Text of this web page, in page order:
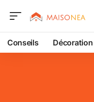
Conseils Décoration